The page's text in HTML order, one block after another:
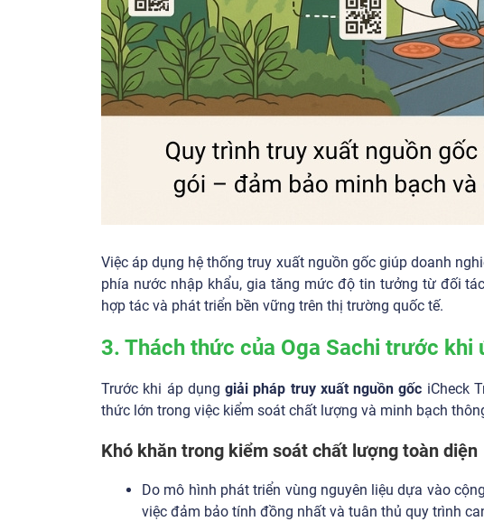
Việc áp dụng hệ thống truy xuất nguồn gốc giúp doanh
phía nước nhập khẩu, gia tăng mức độ tin tưởng từ đối
hợp tác và phát triển bền vững trên thị trường quốc tế.
3. Thách thức của Oga Sachi trước khi
Trước khi áp dụnggiải pháp truy xuất nguồn gốc iCheck
thức lớn trong việc kiểm soát chất lượng và minh bạch
Khó khăn trong kiểm soát chất lượng toàn diện
Do mô hình phát triển vùng nguyên liệu dựa vào
việc đảm bảo tính đồng nhất và tuân thủ quy trình